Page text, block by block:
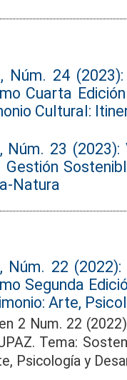
Núm. 24
Cuarta
Cultural:
Núm. 23 (2023):
Gestión
Natura
Núm. 22
Segunda
Arte,
2 Num. 22
Tema:
Psicología y